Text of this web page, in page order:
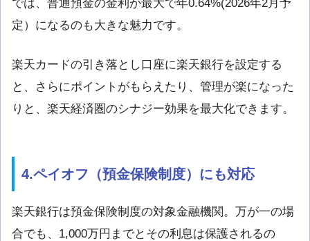
では、普通預金の金利が最大で年0.64%(2026年2月予
定）になるのも大きな魅力です。
楽天カードの引き落とし口座に楽天銀行を設定する
と、さらにポイントがもらえたり、管理が楽になった
りと、楽天経済圏のシナジー効果を最大化できます。
4.ペイオフ（預金保険制度）にも対応
楽天銀行は預金保険制度の対象金融機関。万が一の場
合でも、1,000万円までとその利息は保護されるの